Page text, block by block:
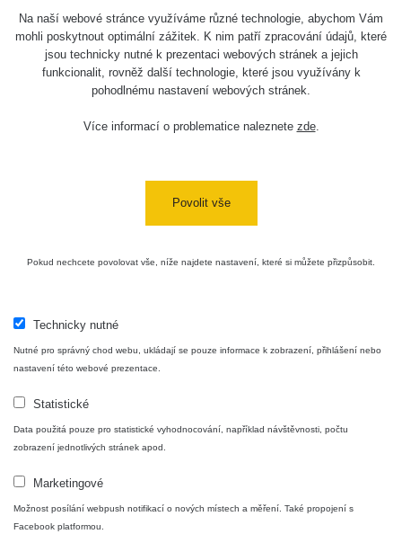
Kontakt
e-mail:radiation@zhavamista.cz
https://twitter.com/ZhavaMista/
youtube:https://www.youtube.com/@zhavamista
CC BY-NC 4.0 Deed
https://creativecommons.org/licenses/by-nc/4.0/
Na naší webové stránce využíváme různé technologie, abychom Vám
mohli poskytnout optimální zážitek. K nim patří zpracování údajů, které
jsou technicky nutné k prezentaci webových stránek a jejich
funkcionalit, rovněž další technologie, které jsou využívány k
pohodlnému nastavení webových stránek.
Více informací o problematice naleznete zde.
Povolit vše
Pokud nechcete povolovat vše, níže najdete nastavení, které si můžete přizpůsobit.
Technicky nutné
Nutné pro správný chod webu, ukládají se pouze informace k zobrazení, přihlášení nebo
nastavení této webové prezentace.
Statistické
Data použitá pouze pro statistické vyhodnocování, například návštěvnosti, počtu
zobrazení jednotlivých stránek apod.
Marketingové
Možnost posílání webpush notifikací o nových místech a měření. Také propojení s
Facebook platformou.